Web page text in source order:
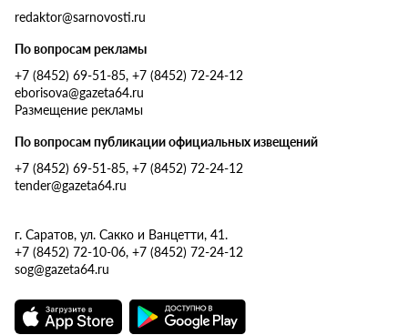
redaktor@sarnovosti.ru
По вопросам рекламы
+7 (8452) 69-51-85, +7 (8452) 72-24-12
eborisova@gazeta64.ru
Размещение рекламы
По вопросам публикации официальных извещений
+7 (8452) 69-51-85, +7 (8452) 72-24-12
tender@gazeta64.ru
г. Саратов, ул. Сакко и Ванцетти, 41.
+7 (8452) 72-10-06, +7 (8452) 72-24-12
sog@gazeta64.ru